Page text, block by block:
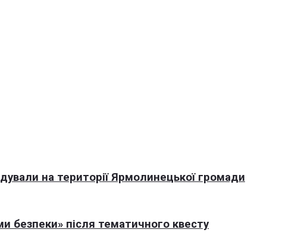
на території Ярмолинецької громади
безпеки» після тематичного квесту